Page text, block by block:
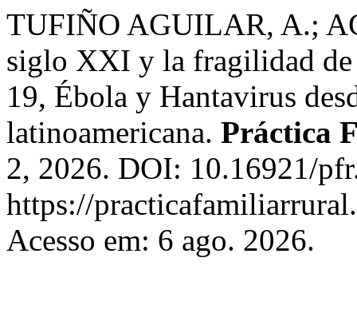
TUFIÑO AGUILAR, A.;
siglo XXI y la fragilidad de
19, Ébola y Hantavirus
latinoamericana. Práctica
2, 2026. DOI: 10.16921/
https://
Acesso em: 6 ago. 2026.